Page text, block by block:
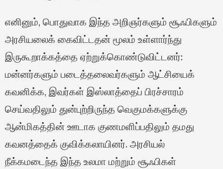
எனினும், பொதுவாக இந்த அறிஞர்களும் சூஃபிகளும்
அரசியலைக் கைவிட்டதன் மூலம் உள்ளார்ந்து
இருகூறாக்கத்தை ஏற்றுக்கொண்டுவிட்டனர்:
மன்னர்களும் படைத்தலைவர்களும் ஆட்சியைக்
கவனிக்க, இவர்கள் இஸ்லாத்தைப் பிரச்சாரம்
செய்வதிலும் துன்புற்றிருந்த வெகுமக்களுக்கு
ஆன்மிகத்தின் ஊடாக குணமளிப்பதிலும் தமது
கவனத்தைக் குவிக்கலாயினர். அரசியல்
நீக்கமடைந்த இந்த உலமா மற்றும் சூஃபிகள்